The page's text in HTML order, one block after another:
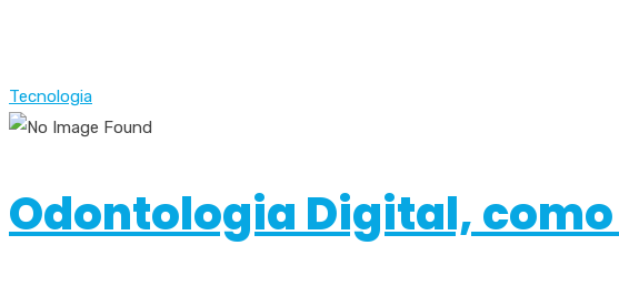
Tecnologia
Odontologia Digital,